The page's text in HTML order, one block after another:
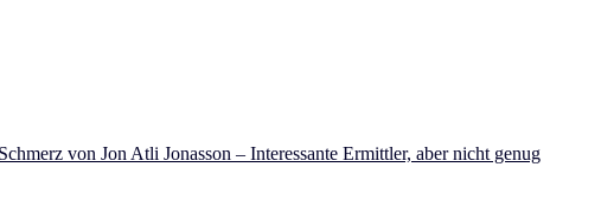
Schmerz von Jon Atli Jonasson – Interessante Ermittler, aber nicht genug